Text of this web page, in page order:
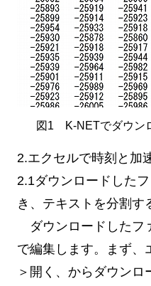
図1 K-NETでダウン
2.エクセルで時刻と加
2.1ダウンロードした
き、テキストを分割す
ダウンロードしたフ
で編集します。まず、
＞開く、からダウンロ